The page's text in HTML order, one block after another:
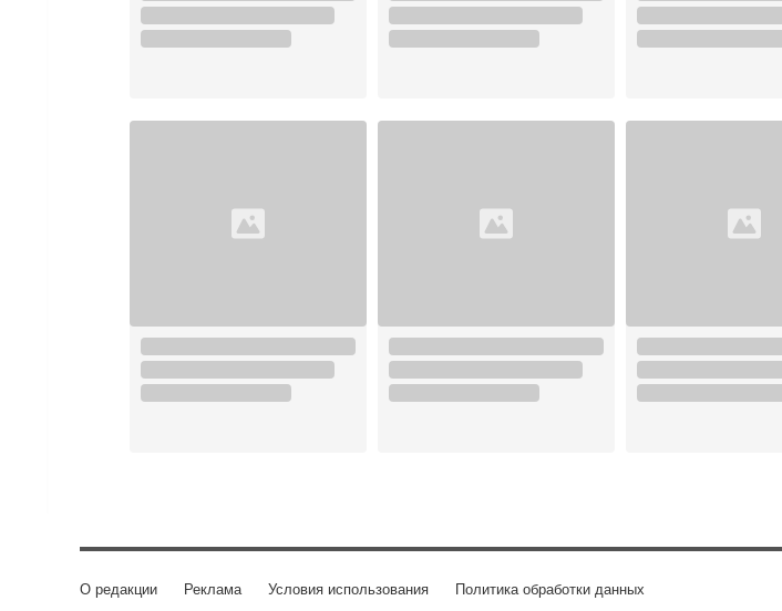
О редакции Реклама Условия использования Политика обработки данных